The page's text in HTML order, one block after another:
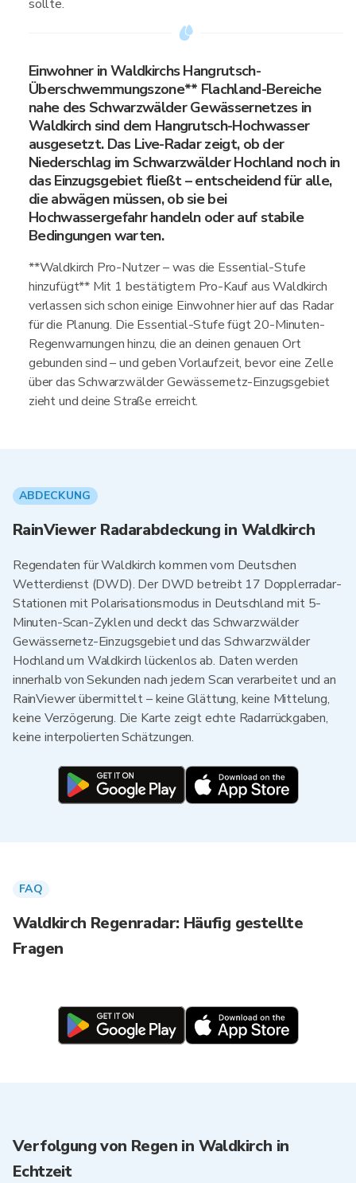
sollte.
Einwohner in Waldkirchs Hangrutsch-
Überschwemmungszone** Flachland-Bereiche
nahe des Schwarzwälder Gewässernetzes in
Waldkirch sind dem Hangrutsch-Hochwasser
ausgesetzt. Das Live-Radar zeigt, ob der
Niederschlag im Schwarzwälder Hochland noch in
das Einzugsgebiet fließt – entscheidend für alle,
die abwägen müssen, ob sie bei
Hochwassergefahr handeln oder auf stabile
Bedingungen warten.
**Waldkirch Pro-Nutzer – was die Essential-Stufe
hinzufügt** Mit 1 bestätigtem Pro-Kauf aus Waldkirch
verlassen sich schon einige Einwohner hier auf das Radar
für die Planung. Die Essential-Stufe fügt 20-Minuten-
Regenwarnungen hinzu, die an deinen genauen Ort
gebunden sind – und geben Vorlaufzeit, bevor eine Zelle
über das Schwarzwälder Gewässernetz-Einzugsgebiet
zieht und deine Straße erreicht.
ABDECKUNG
RainViewer Radarabdeckung in Waldkirch
Regendaten für Waldkirch kommen vom Deutschen
Wetterdienst (DWD). Der DWD betreibt 17 Dopplerradar-
Stationen mit Polarisationsmodus in Deutschland mit 5-
Minuten-Scan-Zyklen und deckt das Schwarzwälder
Gewässernetz-Einzugsgebiet und das Schwarzwälder
Hochland um Waldkirch lückenlos ab. Daten werden
innerhalb von Sekunden nach jedem Scan verarbeitet und an
RainViewer übermittelt – keine Glättung, keine Mittelung,
keine Verzögerung. Die Karte zeigt echte Radarrückgaben,
keine interpolierten Schätzungen.
FAQ
Waldkirch Regenradar: Häufig gestellte
Fragen
Verfolgung von Regen in Waldkirch in
Echtzeit